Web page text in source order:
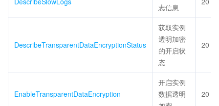
志信息
DescribeTransparentDataEncryptionStatus
获取实例
透明加密
的开启状
态
20
EnableTransparentDataEncryption
开启实例
数据透明
20